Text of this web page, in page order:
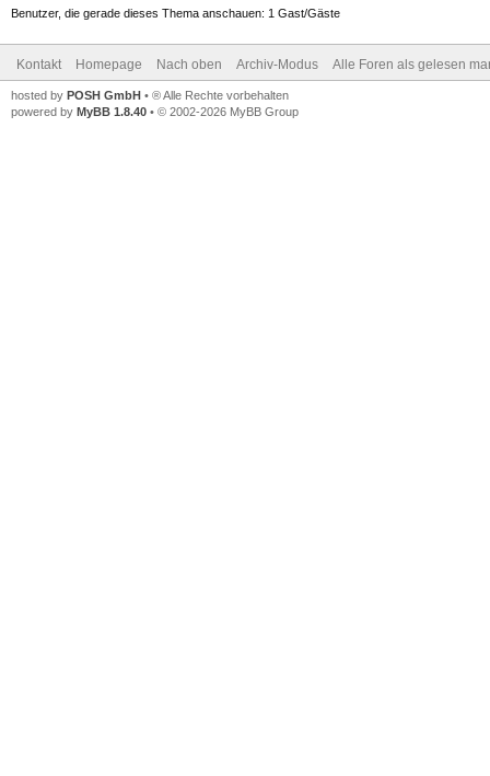
Benutzer, die gerade dieses Thema anschauen: 1 Gast/Gäste
Kontakt Homepage Nach oben Archiv-Modus Alle Foren als gelesen
hosted by POSH GmbH • ® Alle Rechte vorbehalten
powered by MyBB 1.8.40 • © 2002-2026 MyBB Group